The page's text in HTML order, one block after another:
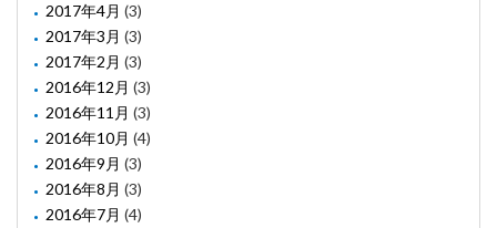
2017年4月 (3)
2017年3月 (3)
2017年2月 (3)
2016年12月 (3)
2016年11月 (3)
2016年10月 (4)
2016年9月 (3)
2016年8月 (3)
2016年7月 (4)